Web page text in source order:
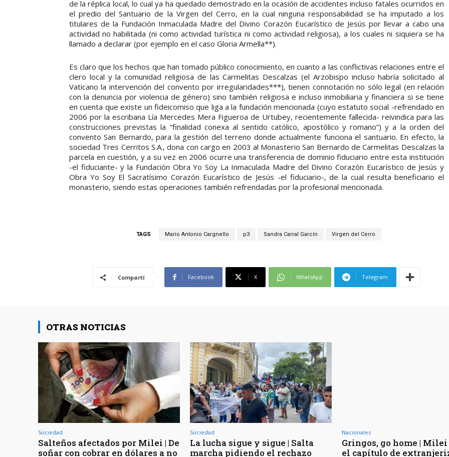
de la réplica local, lo cual ya ha quedado demostrado en la ocasión de accidentes incluso fatales ocurridos en
el predio del Santuario de la Virgen del Cerro, en la cual ninguna responsabilidad se ha imputado a los
titulares de la Fundación Inmaculada Madre del Divino Corazón Eucarístico de Jesús por llevar a cabo una
actividad no habilitada (ni como actividad turística ni como actividad religiosa), a los cuales ni siquiera se ha
llamado a declarar (por ejemplo en el caso Gloria Armella**).
Es claro que los hechos que han tomado público conocimiento, en cuanto a las conflictivas relaciones entre el
clero local y la comunidad religiosa de las Carmelitas Descalzas (el Arzobispo incluso habría solicitado al
Vaticano la intervención del convento por irregularidades***), tienen connotación no sólo legal (en relación
con la denuncia por violencia de género) sino también religiosa e incluso inmobiliaria y financiera si se tiene
en cuenta que existe un fideicomiso que liga a la fundación mencionada (cuyo estatuto social -refrendado en
2006 por la escribana Lía Mercedes Mera Figueroa de Urtubey, recientemente fallecida- reivindica para las
construcciones previstas la “finalidad conexa al sentido católico, apostólico y romano”) y a la orden del
convento San Bernardo, para la gestión del terreno donde actualmente funciona el santuario. En efecto, la
sociedad Tres Cerritos S.A., dona con cargo en 2003 al Monasterio San Bernardo de Carmelitas Descalzas la
parcela en cuestión, y a su vez en 2006 ocurre una transferencia de dominio fiduciario entre esta institución
-el fiduciante- y la Fundación Obra Yo Soy La Inmaculada Madre del Divino Corazón Eucarístico de Jesús y
Obra Yo Soy El Sacratísimo Corazón Eucarístico de Jesús -el fiduciario-, de la cual resulta beneficiario el
monasterio, siendo estas operaciones también refrendadas por la profesional mencionada.
TAGS Mario Antonio Cargnello p3 Sandra Carral Garcín Virgen del Cerro
Compartí Facebook X WhatsApp Telegram
OTRAS NOTICIAS
Sociedad
Salteños afectados por Milei | De
soñar con cobrar en dólares a no
Sociedad
La lucha sigue y sigue | Salta
marcha pidiendo el rechazo
Nacionales
Gringos, go home |
el capítulo de